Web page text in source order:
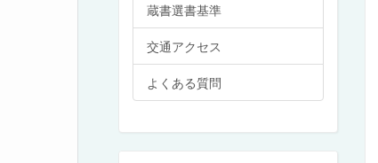
蔵書選書基準
交通アクセス
よくある質問